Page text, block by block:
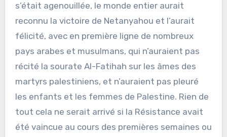
s’était agenouillée, le monde entier aurait
reconnu la victoire de Netanyahou et l’aurait
félicité, avec en première ligne de nombreux
pays arabes et musulmans, qui n’auraient pas
récité la sourate Al-Fatihah sur les âmes des
martyrs palestiniens, et n’auraient pas pleuré
les enfants et les femmes de Palestine. Rien de
tout cela ne serait arrivé si la Résistance avait
été vaincue au cours des premières semaines ou